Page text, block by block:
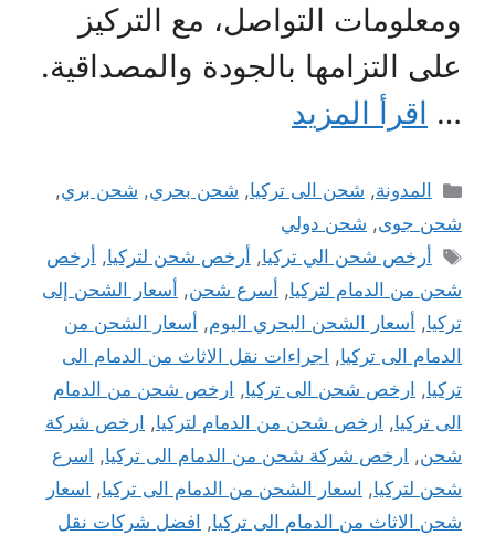
ومعلومات التواصل، مع التركيز
على التزامها بالجودة والمصداقية.
… اقرأ المزيد
التصنيفات
المدونة, شحن الى تركيا, شحن بحري, شحن بري,
شحن جوى, شحن دولي
الوسوم
أرخص شحن الي تركيا, أرخص شحن لتركيا, أرخص
شحن من الدمام لتركيا, أسرع شحن, أسعار الشحن إلى
تركيا, أسعار الشحن البحري اليوم, أسعار الشحن من
الدمام الى تركيا, اجراءات نقل الاثاث من الدمام الى
تركيا, ارخص شحن الى تركيا, ارخص شحن من الدمام
الى تركيا, ارخص شحن من الدمام لتركيا, ارخص شركة
شحن, ارخص شركة شحن من الدمام الى تركيا, اسرع
شحن لتركيا, اسعار الشحن من الدمام الى تركيا, اسعار
شحن الاثاث من الدمام الى تركيا, افضل شركات نقل